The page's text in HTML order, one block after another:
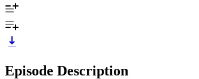
Episode Description